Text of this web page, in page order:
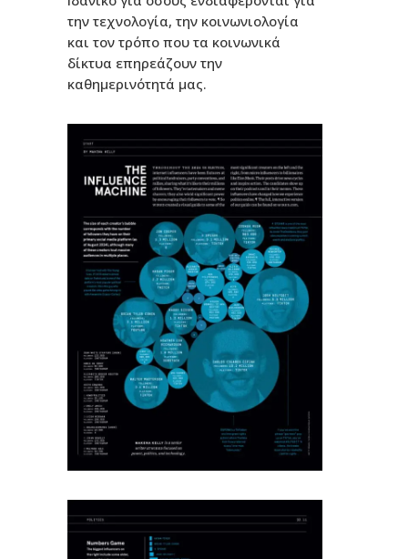
την τεχνολογία, την κοινωνιολογία
και τον τρόπο που τα κοινωνικά
δίκτυα επηρεάζουν την
καθημερινότητά μας.